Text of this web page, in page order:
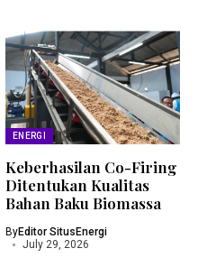
ENERGI
Keberhasilan Co-Firing
Ditentukan Kualitas
Bahan Baku Biomassa
ByEditor SitusEnergi
July 29, 2026